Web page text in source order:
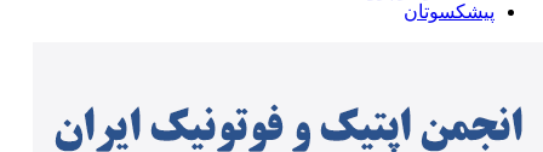
پیشکسوتان